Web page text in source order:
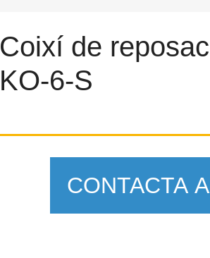
Coixí de
KO-6-S
CONTACTA